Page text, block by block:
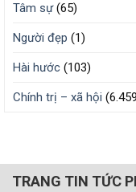
Tâm sự(65)
Người đẹp (1)
Hài hước (103)
Chính trị – xã hội
TRANG TIN TỨC